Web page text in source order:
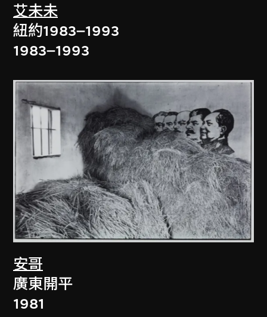
艾未未
紐約1983–1993
1983–1993
安哥
廣東開平
1981